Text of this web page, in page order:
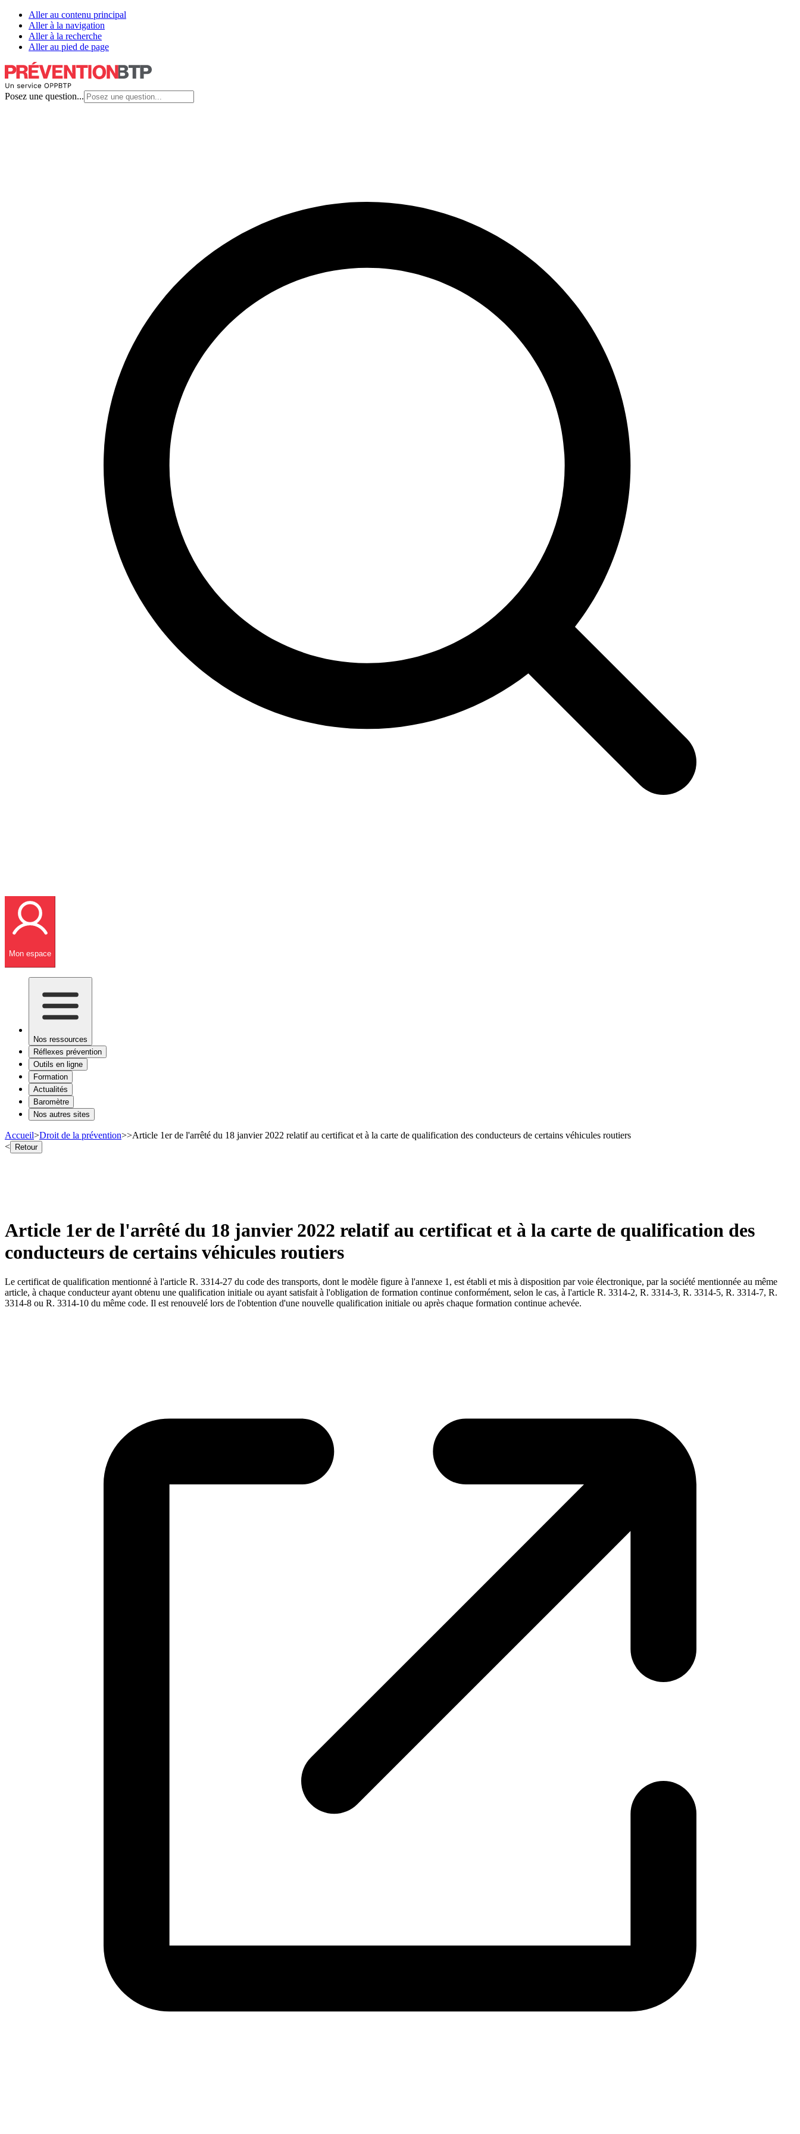
Aller au contenu principal
Aller à la navigation
Aller à la recherche
Aller au pied de page
Posez une question...
Mon espace
Nos ressources
Réflexes prévention
Outils en ligne
Formation
Actualités
Baromètre
Nos autres sites
Accueil>Droit de la prévention>>Article 1er de l'arrêté du 18 janvier 2022 relatif au certificat et à la carte de qualification des conducteurs de certains véhicules routiers
< Retour
Article 1er de l'arrêté du 18 janvier 2022 relatif au certificat et à la carte de qualification des
conducteurs de certains véhicules routiers
Le certificat de qualification mentionné à l'article R. 3314-27 du code des transports, dont le modèle figure à l'annexe 1, est établi et mis à disposition par voie électronique, par la société mentionnée au même
article, à chaque conducteur ayant obtenu une qualification initiale ou ayant satisfait à l'obligation de formation continue conformément, selon le cas, à l'article R. 3314-2, R. 3314-3, R. 3314-5, R. 3314-7, R.
3314-8 ou R. 3314-10 du même code. Il est renouvelé lors de l'obtention d'une nouvelle qualification initiale ou après chaque formation continue achevée.